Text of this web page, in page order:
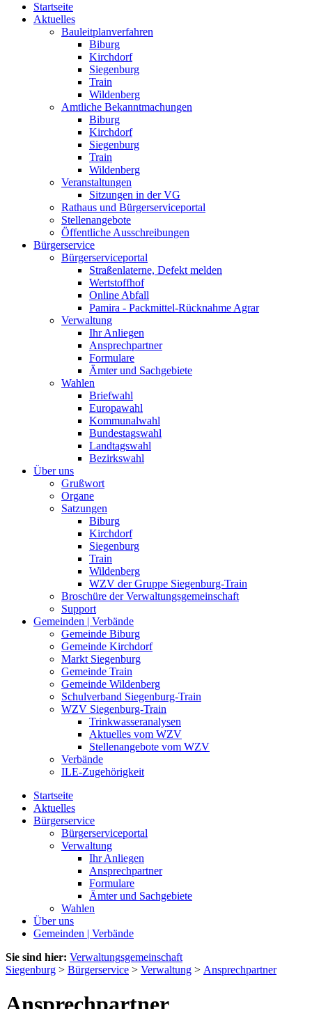
Startseite
Aktuelles
Bauleitplanverfahren
Biburg
Kirchdorf
Siegenburg
Train
Wildenberg
Amtliche Bekanntmachungen
Biburg
Kirchdorf
Siegenburg
Train
Wildenberg
Veranstaltungen
Sitzungen in der VG
Rathaus und Bürgerserviceportal
Stellenangebote
Öffentliche Ausschreibungen
Bürgerservice
Bürgerserviceportal
Straßenlaterne, Defekt melden
Wertstoffhof
Online Abfall
Pamira - Packmittel-Rücknahme Agrar
Verwaltung
Ihr Anliegen
Ansprechpartner
Formulare
Ämter und Sachgebiete
Wahlen
Briefwahl
Europawahl
Kommunalwahl
Bundestagswahl
Landtagswahl
Bezirkswahl
Über uns
Grußwort
Organe
Satzungen
Biburg
Kirchdorf
Siegenburg
Train
Wildenberg
WZV der Gruppe Siegenburg-Train
Broschüre der Verwaltungsgemeinschaft
Support
Gemeinden | Verbände
Gemeinde Biburg
Gemeinde Kirchdorf
Markt Siegenburg
Gemeinde Train
Gemeinde Wildenberg
Schulverband Siegenburg-Train
WZV Siegenburg-Train
Trinkwasseranalysen
Aktuelles vom WZV
Stellenangebote vom WZV
Verbände
ILE-Zugehörigkeit
Startseite
Aktuelles
Bürgerservice
Bürgerserviceportal
Verwaltung
Ihr Anliegen
Ansprechpartner
Formulare
Ämter und Sachgebiete
Wahlen
Über uns
Gemeinden | Verbände
Sie sind hier: Verwaltungsgemeinschaft
Siegenburg > Bürgerservice > Verwaltung > Ansprechpartner
Ansprechpartner